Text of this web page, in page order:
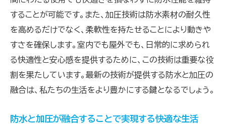
することが可能です。また、加圧技術は防水素材の耐久性
を高めるだけでなく、柔軟性を持たせることにより動きや
すさを確保します。室内でも屋外でも、日常的に求められ
る快適性と安心感を提供するために、この技術は重要な役
割を果たしています。最新の技術が提供する防水と加圧の
融合は、私たちの生活をより豊かにする鍵となるでしょう。
防水と加圧が融合することで実現する快適な生活